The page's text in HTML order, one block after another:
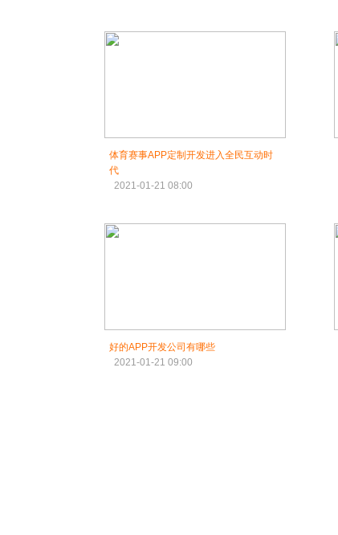
体育赛事APP定制开发进入全民互动时
代
2021-01-21 08:00
好的APP开发公司有哪些
2021-01-21 09:00